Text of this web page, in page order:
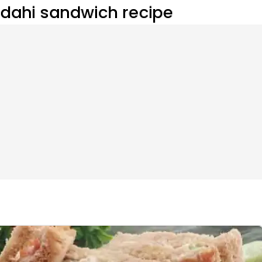
dahi sandwich recipe